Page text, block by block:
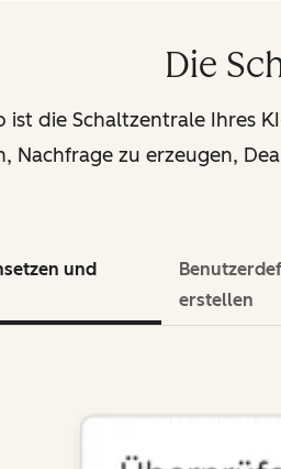
Die
ist die Schaltzentrale Ihres
Nachfrage zu erzeugen,
und
erstellen